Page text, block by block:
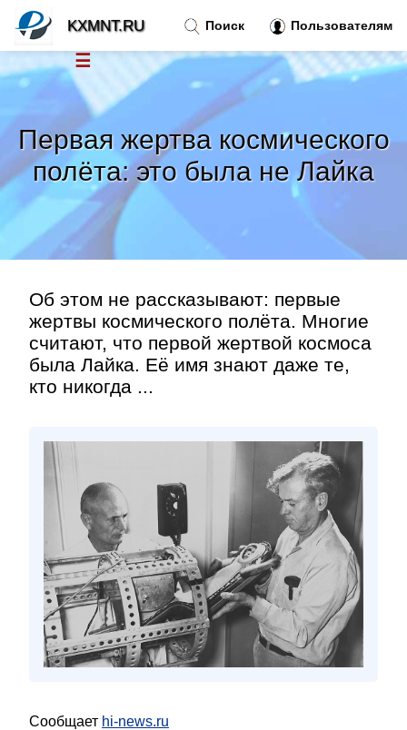
Первая жертва космического
полёта: это была не Лайка
Об этом не рассказывают: первые
жертвы космического полёта. Многие
считают, что первой жертвой космоса
была Лайка. Её имя знают даже те,
кто никогда ...
Сообщает hi-news.ru
Поиск Пользователям
KXMNT.RU
☰
Новости
Тренды новостей»
Рубрики»
Правила»
Контакт »